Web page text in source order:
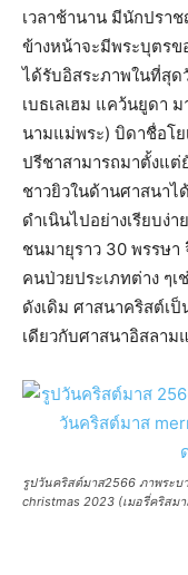
เวลาช้านาน มีนักปรา
ข้างหน้าจะมีพระบุตรข
ได้รับอิสระภาพในที่สุ
เบธเลเฮม แคว้นยูดา
นามแม่พระ) บิดาชื่อโย
ปรีชาสามารถมาตั้งแต่
ชาวยิวในด้านศาสนา
ดำเนินไปอย่างเรียบง่
ชนมายุราว 30 พรรษา
คนป่วยประเภทต่าง ๆ
ดังเดิม ศาสนาคริสต์เ
เดียวกับศาสนาอิสลาม
รูปวันคริสต์มาส2566 ภาพระ
christmas 2023 (เมอรี่คริสม